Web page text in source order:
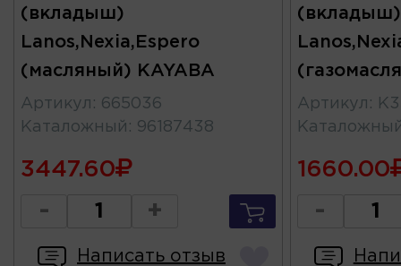
(вкладыш)
Lanos,Nexia,Espero
(масляный) KAYABA
Артикул : 665036
Каталожный : 96187438
3447.60
- +
Написать отзыв
(вкладыш)
Артикул :
1660.00
-